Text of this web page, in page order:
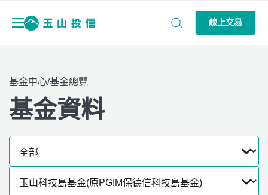
線上交易
基金中心/基金總覽
基金資料